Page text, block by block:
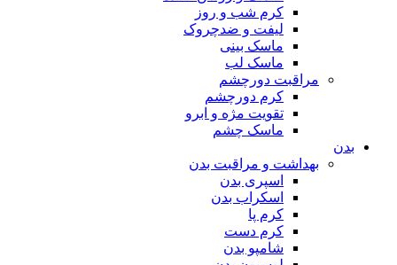
کرم شب و روز
لیفت و ضدچروک
ماسک بینی
ماسک لب
مراقبت دورچشم
کرم دورچشم
تقویت مژه و ابرو
ماسک چشم
بدن
بهداشت و مراقبت بدن
اسپری بدن
اسکراب بدن
کرم پا
کرم دست
شامپو بدن